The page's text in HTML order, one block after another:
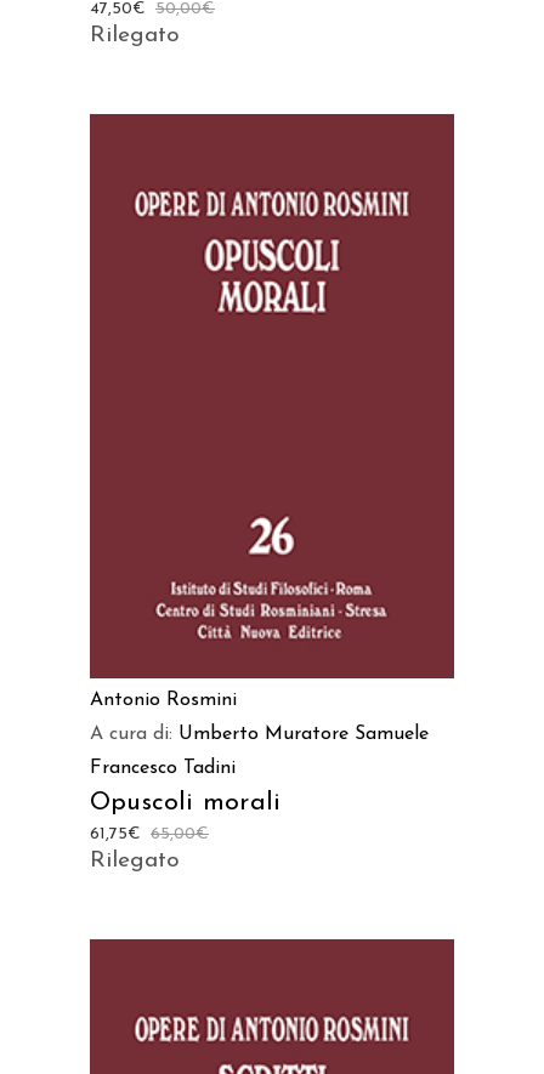
50,00€
47,50€
Rilegato
Antonio Rosmini
A cura di: Umberto Muratore Samuele
Francesco Tadini
Opuscoli morali
65,00€
61,75€
Rilegato